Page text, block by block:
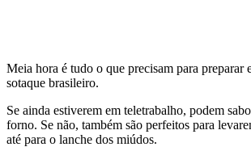
Meia hora é tudo o que precisam para preparar
sotaque brasileiro.
Se ainda estiverem em teletrabalho, podem
forno. Se não, também são perfeitos para
até para o lanche dos miúdos.